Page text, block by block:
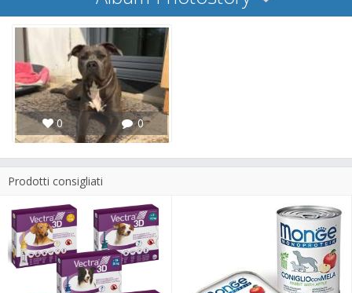
0 0
Prodotti consigliati